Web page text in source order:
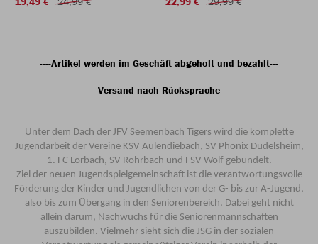
----Artikel werden im Geschäft abgeholt und bezahlt---
-Versand nach Rücksprache-
Unter dem Dach der JFV Seemenbach Tigers wird die komplette
Jugendarbeit der Vereine KSV Aulendiebach, SV Phönix Düdelsheim,
1. FC Lorbach, SV Rohrbach und FSV Wolf gebündelt.
Ziel der neuen Jugendspielgemeinschaft ist die verantwortungsvolle
Förderung der Kinder und Jugendlichen von der G- bis zur A-Jugend,
also bis zum Übergang in den Seniorenbereich. Dabei geht nicht
allein darum, Nachwuchs für die Seniorenmannschaften
auszubilden. Vielmehr sieht sich die JSG in der sozialen